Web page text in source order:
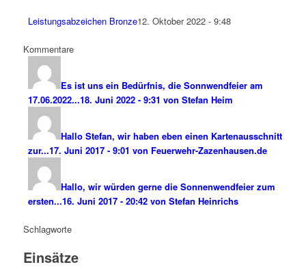
Leistungsabzeichen Bronze12. Oktober 2022 - 9:48
Kommentare
Es ist uns ein Bedürfnis, die Sonnwendfeier am
17.06.2022...18. Juni 2022 - 9:31 von Stefan Heim
Hallo Stefan, wir haben eben einen Kartenausschnitt
zur...17. Juni 2017 - 9:01 von Feuerwehr-Zazenhausen.de
Hallo, wir würden gerne die Sonnenwendfeier zum
ersten...16. Juni 2017 - 20:42 von Stefan Heinrichs
Schlagworte
Einsätze